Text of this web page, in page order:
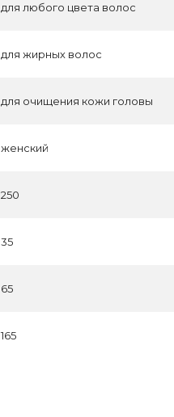
для любого цвета волос
для жирных волос
для очищения кожи головы
женский
250
35
65
165